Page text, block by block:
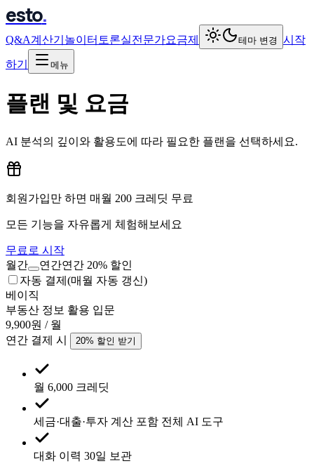
esto.
Q&A계산기 놀이터 토론실전문가요금제 테마 변경 시작
하기 메뉴
플랜 및 요금
AI 분석의 깊이와 활용도에 따라 필요한 플랜을 선택하세요.
회원가입만 하면 매월 200 크레딧 무료
모든 기능을 자유롭게 체험해보세요
무료로 시작
월간
연간연간 20% 할인
자동 결제 (매월 자동 갱신)
베이직
부동산 정보 활용 입문
9,900원 / 월
연간 결제 시
20% 할인 받기
월 6,000 크레딧
세금·대출·투자 계산 포함 전체 AI 도구
대화 이력 30일 보관